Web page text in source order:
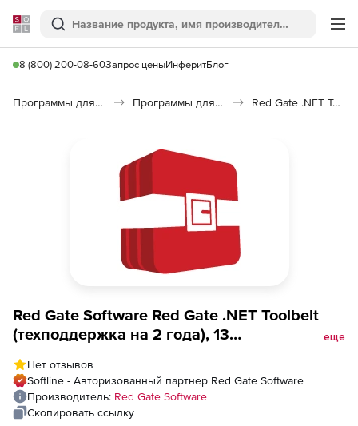
Softline
Поиск
8 (800) 200-08-60Запрос ценыИнферитБлог
Программы для программирования Программы для разработки ПО Red Gate .NET Toolbelt
Red Gate Software Red Gate .NET Toolbelt
(техподдержка на 2 года), 13
еще
Нет отзывов
Softline - Авторизованный партнер Red Gate Software
Производитель: Red Gate Software
Скопировать ссылку